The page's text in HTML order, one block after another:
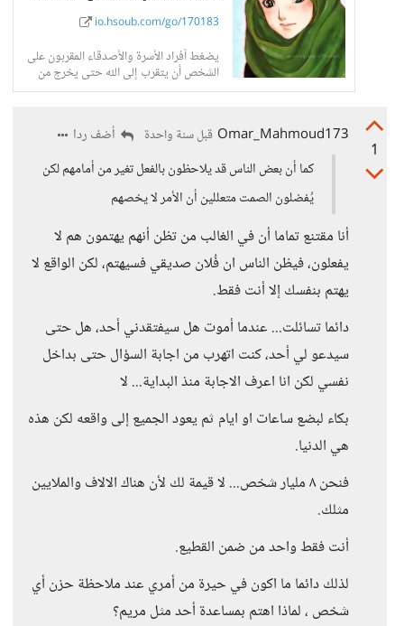
io.hsoub.com/go/170183
يضغط أفراد الأسرة والأصدقاء المقربون على
الشخص أن يتقرب إلى الله حتى يخرج من
هذه الحالة؛
1
Omar_Mahmoud173 قبل سنة واحدة
أضف ردا
كما أن بعض الناس قد يلاحظون بالفعل تغير من أمامهم لكن
يُفضلون الصمت متعللين أن الأمر لا يخصهم
أنا مقتنع تماما أن في الغالب من تظن أنهم يهتمون هم لا
يفعلون، فيظن الناس ان فُلان صديقي فسيهتم، لكن الواقع لا
يهتم بنفسك إلا أنت فقط.
دائما تسائلت... عندما أموت هل سيفتقدني أحد، هل حتى
سيدعو لي أحد، كنت اتهرب من اجابة السؤال حتى بداخل
نفسي لكن انا اعرف الاجابة منذ البداية... لا
بكاء لبضع ساعات او ايام ثم يعود الجميع إلى واقعه لكن هذه
هي الدنيا.
فنحن ٨ مليار شخص... لا قيمة لك لأن هناك الالاف والملايين
مثلك.
أنت فقط واحد من ضمن القطيع.
لذلك دائما ما اكون في حيرة من أمري عند ملاحظة حزن أي
شخص ، لماذا اهتم بمساعدة أحد مثل مريم؟